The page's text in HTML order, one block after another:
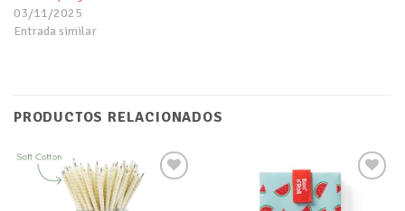
03/11/2025
Entrada similar
PRODUCTOS RELACIONADOS